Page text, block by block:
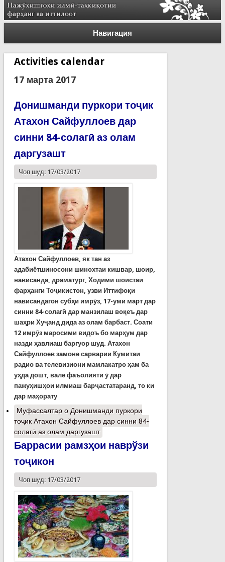
Навигация
Activities calendar
17 марта 2017
Донишманди пуркори тоҷик
Атахон Сайфуллоев дар
синни 84-солагӣ аз олам
даргузашт
Чоп шуд: 17/03/2017
Атахон Сайфуллоев, як тан аз
адабиётшиносони шинохтаи кишвар, шоир,
нависанда, драматург, Ходими шоистаи
фарҳанги Тоҷикистон, узви Иттифоқи
нависандагон субҳи имрӯз, 17-уми март дар
синни 84-солагӣ дар манзилаш воқеъ дар
шаҳри Хуҷанд дида аз олам барбаст. Соати
12 имрӯз маросими видоъ бо марҳум дар
назди ҳавлиаш баргуор шуд. Атахон
Сайфуллоев замоне сарварии Кумитаи
радио ва телевизиони мамлакатро ҳам ба
уҳда дошт, вале фаъолияти ӯ дар
пажуҳишҳои илмиаш барҷастатаранд, то ки
дар маҳорату
Муфассалтаро Донишманди пуркори
тоҷик Атахон Сайфуллоев дар синни 84-
солагӣ аз олам даргузашт
Баррасии рамзҳои наврўзи
тоҷикон
Чоп шуд: 17/03/2017